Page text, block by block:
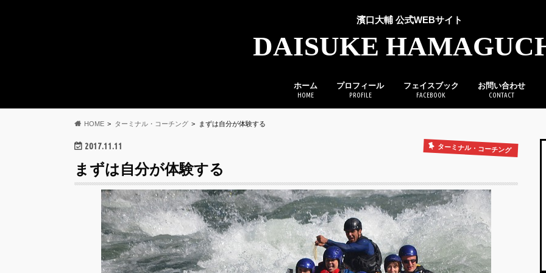
濱口大輔 公式WEBサイト
DAISUKE
ホーム
HOME
プロフィール
PROFILE
フェイスブック
FACEBOOK
お問い合わせ
CONTACT
HOME ターミナル・コーチング まずは自分が体験する
2017.11.11 ターミナル・コーチング
まずは自分が体験する